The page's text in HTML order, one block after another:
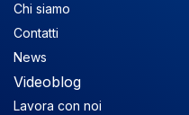
Chi siamo
Contatti
News
Videoblog
Lavora con noi